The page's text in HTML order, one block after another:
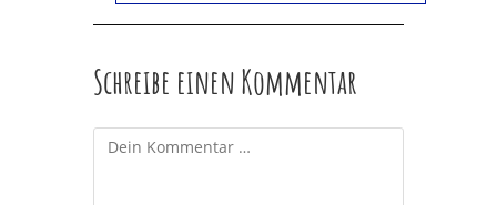
Schreibe einen Kommentar
Kommentar